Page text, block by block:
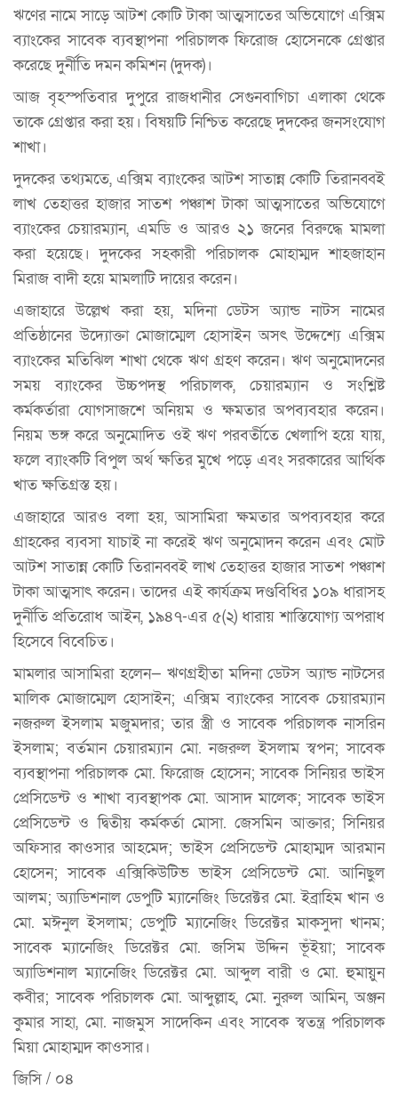
ঋণের নামে সাড়ে আটশ কোটি টাকা আত্মসাতের অভিযোগে এক্সিম
ব্যাংকের সাবেক ব্যবস্থাপনা পরিচালক ফিরোজ হোসেনকে গ্রেপ্তার
করেছে দুর্নীতি দমন কমিশন (দুদক)।
আজ বৃহস্পতিবার দুপুরে রাজধানীর সেগুনবাগিচা এলাকা থেকে
তাকে গ্রেপ্তার করা হয়। বিষয়টি নিশ্চিত করেছে দুদকের জনসংযোগ
শাখা।
দুদকের তথ্যমতে, এক্সিম ব্যাংকের আটশ সাতান্ন কোটি তিরানব্বই
লাখ তেহাত্তর হাজার সাতশ পঞ্চাশ টাকা আত্মসাতের অভিযোগে
ব্যাংকের চেয়ারম্যান, এমডি ও আরও ২১ জনের বিরুদ্ধে মামলা
করা হয়েছে। দুদকের সহকারী পরিচালক মোহাম্মদ শাহজাহান
মিরাজ বাদী হয়ে মামলাটি দায়ের করেন।
এজাহারে উল্লেখ করা হয়, মদিনা ডেটস অ্যান্ড নাটস নামের
প্রতিষ্ঠানের উদ্যোক্তা মোজাম্মেল হোসাইন অসৎ উদ্দেশ্যে এক্সিম
ব্যাংকের মতিঝিল শাখা থেকে ঋণ গ্রহণ করেন। ঋণ অনুমোদনের
সময় ব্যাংকের উচ্চপদস্থ পরিচালক, চেয়ারম্যান ও সংশ্লিষ্ট
কর্মকর্তারা যোগসাজশে অনিয়ম ও ক্ষমতার অপব্যবহার করেন।
নিয়ম ভঙ্গ করে অনুমোদিত ওই ঋণ পরবর্তীতে খেলাপি হয়ে যায়,
ফলে ব্যাংকটি বিপুল অর্থ ক্ষতির মুখে পড়ে এবং সরকারের আর্থিক
খাত ক্ষতিগ্রস্ত হয়।
এজাহারে আরও বলা হয়, আসামিরা ক্ষমতার অপব্যবহার করে
গ্রাহকের ব্যবসা যাচাই না করেই ঋণ অনুমোদন করেন এবং মোট
আটশ সাতান্ন কোটি তিরানব্বই লাখ তেহাত্তর হাজার সাতশ পঞ্চাশ
টাকা আত্মসাৎ করেন। তাদের এই কার্যক্রম দণ্ডবিধির ১০৯ ধারাসহ
দুর্নীতি প্রতিরোধ আইন, ১৯৪৭-এর ৫(২) ধারায় শাস্তিযোগ্য অপরাধ
হিসেবে বিবেচিত।
মামলার আসামিরা হলেন— ঋণগ্রহীতা মদিনা ডেটস অ্যান্ড নাটসের
মালিক মোজাম্মেল হোসাইন; এক্সিম ব্যাংকের সাবেক চেয়ারম্যান
নজরুল ইসলাম মজুমদার; তার স্ত্রী ও সাবেক পরিচালক নাসরিন
ইসলাম; বর্তমান চেয়ারম্যান মো. নজরুল ইসলাম স্বপন; সাবেক
ব্যবস্থাপনা পরিচালক মো. ফিরোজ হোসেন; সাবেক সিনিয়র ভাইস
প্রেসিডেন্ট ও শাখা ব্যবস্থাপক মো. আসাদ মালেক; সাবেক ভাইস
প্রেসিডেন্ট ও দ্বিতীয় কর্মকর্তা মোসা. জেসমিন আক্তার; সিনিয়র
অফিসার কাওসার আহমেদ; ভাইস প্রেসিডেন্ট মোহাম্মদ আরমান
হোসেন; সাবেক এক্সিকিউটিভ ভাইস প্রেসিডেন্ট মো. আনিছুল
আলম; অ্যাডিশনাল ডেপুটি ম্যানেজিং ডিরেক্টর মো. ইব্রাহিম খান ও
মো. মঈনুল ইসলাম; ডেপুটি ম্যানেজিং ডিরেক্টর মাকসুদা খানম;
সাবেক ম্যানেজিং ডিরেক্টর মো. জসিম উদ্দিন ভূঁইয়া; সাবেক
অ্যাডিশনাল ম্যানেজিং ডিরেক্টর মো. আব্দুল বারী ও মো. হুমায়ুন
কবীর; সাবেক পরিচালক মো. আব্দুল্লাহ, মো. নুরুল আমিন, অঞ্জন
কুমার সাহা, মো. নাজমুস সাদেকিন এবং সাবেক স্বতন্ত্র পরিচালক
মিয়া মোহাম্মদ কাওসার।
জিসি / ০৪